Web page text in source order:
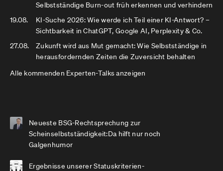
Selbstständige Burn-out früh erkennen und verhindern
19.08.
KI-Suche 2026: Wie werde ich Teil einer KI-Antwort? –
Sichtbarkeit in ChatGPT, Google AI, Perplexity & Co.
27.08.
Zukunft wird aus Mut gemacht: Wie Selbstständige in
herausfordernden Zeiten die Zuversicht behalten
Alle kommenden Experten-Talks anzeigen
Neueste BSG-Rechtsprechung zur
Scheinselbstständigkeit:Da hilft nur noch
Galgenhumor
Ergebnisse unserer Statuskriterien-